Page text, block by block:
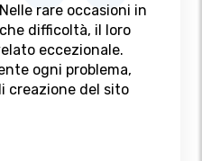
rare occasioni in
difficoltà, il loro
eccezionale.
ogni problema,
creazione del sito